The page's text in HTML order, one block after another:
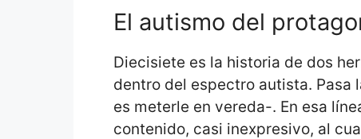
El autismo del
Diecisiete es la historia de dos
dentro del espectro autista. Pasa
es meterle en vereda-. En esa
contenido, casi inexpresivo, al